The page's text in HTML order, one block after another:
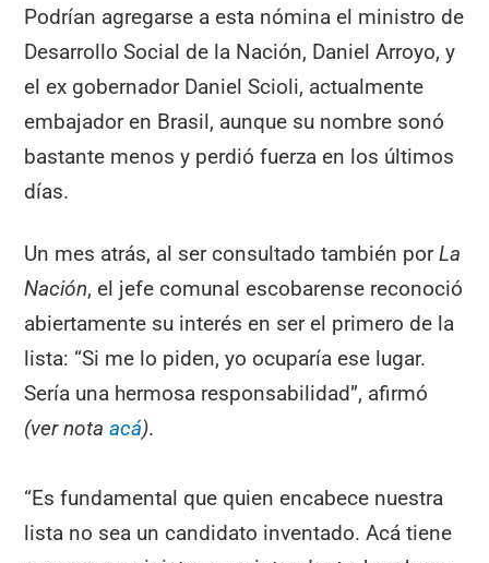
Podrían agregarse a esta nómina el ministro de
Desarrollo Social de la Nación, Daniel Arroyo, y
el ex gobernador Daniel Scioli, actualmente
embajador en Brasil, aunque su nombre sonó
bastante menos y perdió fuerza en los últimos
días.
Un mes atrás, al ser consultado también porLa
Nación, el jefe comunal escobarense reconoció
abiertamente su interés en ser el primero de la
lista: “Si me lo piden, yo ocuparía ese lugar.
Sería una hermosa responsabilidad”, afirmó
(ver nota acá).
“Es fundamental que quien encabece nuestra
lista no sea un candidato inventado. Acá tiene